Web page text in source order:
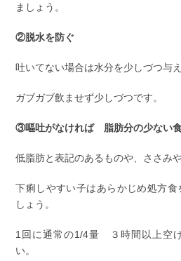
ましょう。
②脱水を防ぐ
吐いてない場合は水分を少しづつ与
ガブガブ飲ませず少しづつです。
③嘔吐がなければ 脂肪分の少ない
低脂肪と表記のあるものや、ささみ
下痢しやすい子はあらかじめ処方
しょう。
1回に通常の1/4量 ３時間以上空
い。